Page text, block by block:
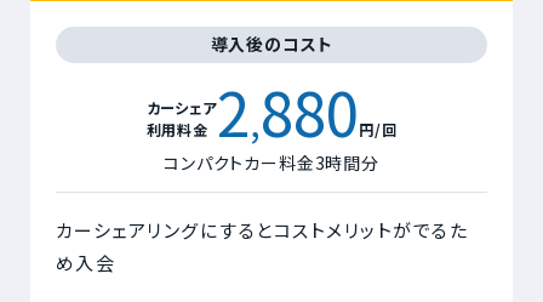
導入後のコスト
カーシェア
利用料金 2,880円/回
コンパクトカー料金3時間分
カーシェアリングにするとコストメリットがでるた
め入会